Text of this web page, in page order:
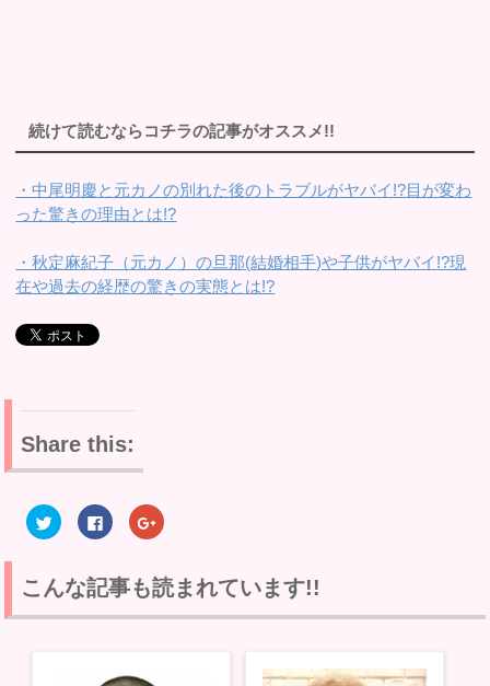
続けて読むならコチラの記事がオススメ!!
・中尾明慶と元カノの別れた後のトラブルがヤバイ!?目が変わ
った驚きの理由とは!?
・秋定麻紀子（元カノ）の旦那(結婚相手)や子供がヤバイ!?現
在や過去の経歴の驚きの実態とは!?
Share this:
ク
リ
て
T
i
F
a
o
o
で
る
ク
リ
て
G
o
こんな記事も読まれています!!